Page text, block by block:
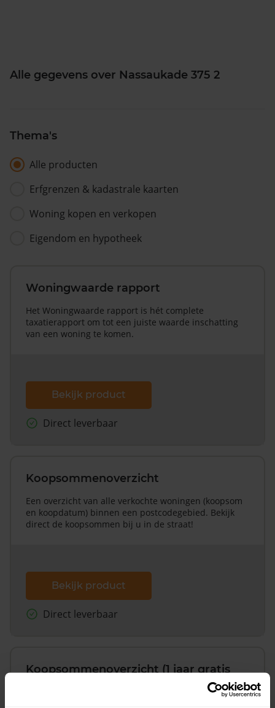
Alle gegevens over Nassaukade 375 2
Thema's
Alle producten
Erfgrenzen & kadastrale kaarten
Woning kopen en verkopen
Eigendom en hypotheek
Woningwaarde rapport
Het Woningwaarde rapport is hét complete
taxatierapport om tot een juiste waarde inschatting
van een woning te komen.
Bekijk product
Direct leverbaar
Koopsommenoverzicht
Een overzicht van alle verkochte woningen (koopsom
en koopdatum) binnen een postcodegebied. Bekijk
direct de koopsommen bij u in de straat!
Bekijk product
Direct leverbaar
Koopsommenoverzicht (1 jaar gratis